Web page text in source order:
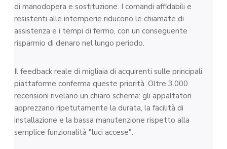
di manodopera e sostituzione. I comandi affidabili e
resistenti alle intemperie riducono le chiamate di
assistenza e i tempi di fermo, con un conseguente
risparmio di denaro nel lungo periodo.
Il feedback reale di migliaia di acquirenti sulle principali
piattaforme conferma queste priorità. Oltre 3.000
recensioni rivelano un chiaro schema: gli appaltatori
apprezzano ripetutamente la durata, la facilità di
installazione e la bassa manutenzione rispetto alla
semplice funzionalità "luci accese".